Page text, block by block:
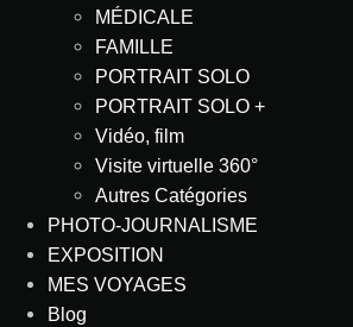
MÉDICALE
FAMILLE
PORTRAIT SOLO
PORTRAIT SOLO +
Vidéo, film
Visite virtuelle 360°
Autres Catégories
PHOTO-JOURNALISME
EXPOSITION
MES VOYAGES
Blog